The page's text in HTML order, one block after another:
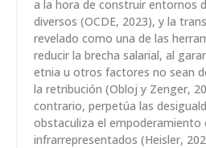
a la hora de construir entornos
diversos (OCDE, 2023), y la
revelado como una de las
reducir la brecha salarial, al
etnia u otros factores no sean
la retribución (Obloj y Zenger,
contrario, perpetúa las
obstaculiza el empoderamiento
infrarrepresentados (Heisler,